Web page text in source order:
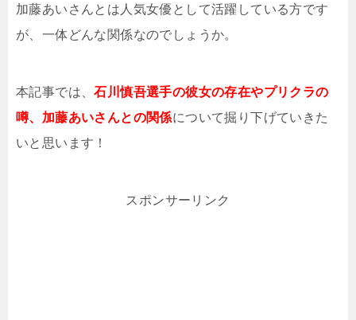
加藤あいさんとは人気女優として活躍している方です
が、一体どんな関係なのでしょうか。
本記事では、石川慎吾選手の彼女の存在やプリクラの
噂、加藤あいさんとの関係について掘り下げていきた
いと思います！
スポンサーリンク